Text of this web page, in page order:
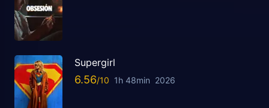
Supergirl
6.56 1h 48min 2026